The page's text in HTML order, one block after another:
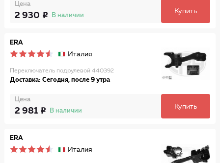
Цена
2 930 В наличии
Купить
ERA
Италия
Переключатель подрулевой 440392
Доставка: Сегодня, после 9 утра
Цена
2 981 В наличии
Купить
ERA
Италия